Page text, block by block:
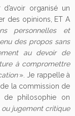
organisé un
des opinions, ET A
personnelles et
des propos sans
au devoir de
à compromettre
». Je rappelle à
la commission de
de philosophie on
ou jugement critique